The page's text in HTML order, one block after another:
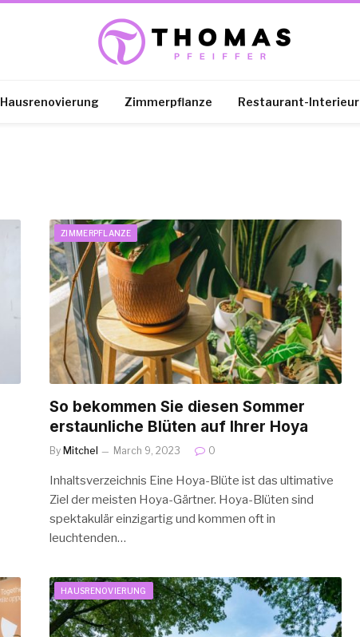
Hausrenovierung Zimmerpflanze Restaurant-Interieur
ZIMMERPFLANZE
So bekommen Sie diesen Sommer
erstaunliche Blüten auf Ihrer Hoya
By Mitchel March 9, 2023 0
Inhaltsverzeichnis Eine Hoya-Blüte ist das ultimative
Ziel der meisten Hoya-Gärtner. Hoya-Blüten sind
spektakulär einzigartig und kommen oft in
leuchtenden…
HAUSRENOVIERUNG